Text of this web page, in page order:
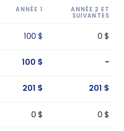
ANNÉE 1
ANNÉE 2 ET
SUIVANTES
100 $ 0 $
100 $ -
201 $ 201 $
0 $ 0 $